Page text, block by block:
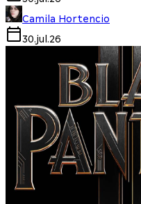
Camila Hortencio
30.jul.26